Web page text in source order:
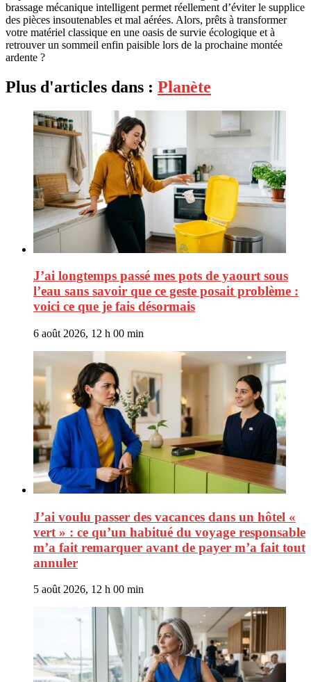
brassage mécanique intelligent permet réellement d’éviter le supplice
des pièces insoutenables et mal aérées. Alors, prêts à transformer
votre matériel classique en une oasis de survie écologique et à
retrouver un sommeil enfin paisible lors de la prochaine montée
ardente ?
Plus d'articles dans : Planète
J’ai longtemps passé mes pots de yaourt sous
l’eau sans savoir que ce geste posait problème :
voici ce que je fais désormais
6 août 2026, 12 h 00 min
J’ai voulu passer des vacances dans un hôtel «
vert » : ce qu’un habitué du voyage responsable
m’a fait remarquer avant de payer m’a fait tout
annuler
5 août 2026, 12 h 00 min